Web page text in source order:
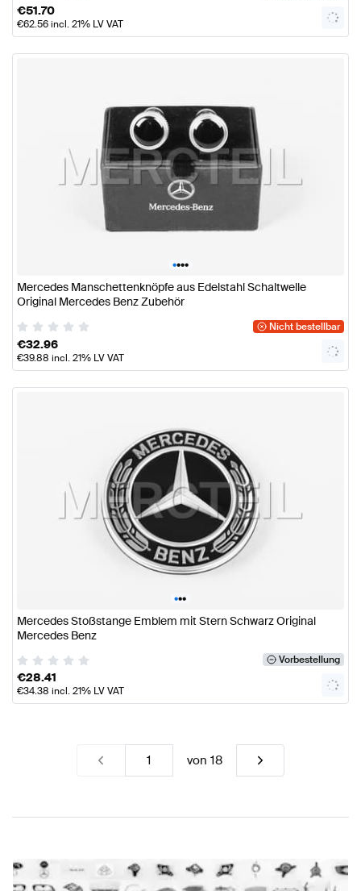
€51.70
€62.56incl. 21% LV VAT
••••
Mercedes Manschettenknöpfe aus Edelstahl Schaltwelle
Original Mercedes Benz Zubehör
Nicht bestellbar
€32.96
€39.88 incl. 21% LV VAT
•••
Mercedes Stoßstange Emblem mit Stern Schwarz Original
Mercedes Benz
Vorbestellung
€28.41
€34.38 incl. 21% LV VAT
von 18